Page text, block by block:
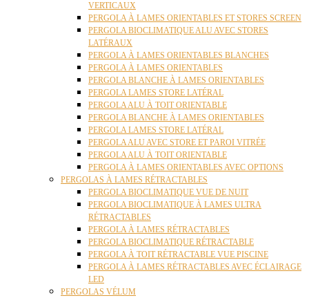
VERTICAUX
PERGOLA À LAMES ORIENTABLES ET STORES SCREEN
PERGOLA BIOCLIMATIQUE ALU AVEC STORES
LATÉRAUX
PERGOLA À LAMES ORIENTABLES BLANCHES
PERGOLA À LAMES ORIENTABLES
PERGOLA BLANCHE À LAMES ORIENTABLES
PERGOLA LAMES STORE LATÉRAL
PERGOLA ALU À TOIT ORIENTABLE
PERGOLA BLANCHE À LAMES ORIENTABLES
PERGOLA LAMES STORE LATÉRAL
PERGOLA ALU AVEC STORE ET PAROI VITRÉE
PERGOLA ALU À TOIT ORIENTABLE
PERGOLA À LAMES ORIENTABLES AVEC OPTIONS
PERGOLAS À LAMES RÉTRACTABLES
PERGOLA BIOCLIMATIQUE VUE DE NUIT
PERGOLA BIOCLIMATIQUE À LAMES ULTRA
RÉTRACTABLES
PERGOLA À LAMES RÉTRACTABLES
PERGOLA BIOCLIMATIQUE RÉTRACTABLE
PERGOLA À TOIT RÉTRACTABLE VUE PISCINE
PERGOLA À LAMES RÉTRACTABLES AVEC ÉCLAIRAGE
LED
PERGOLAS VÉLUM